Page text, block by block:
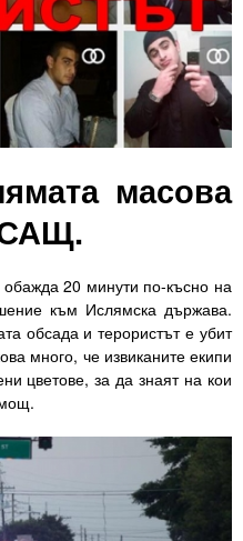
масова
САЩ.
20 минути по-късно на
към Ислямска държава.
обсада и терористът е убит
много, че извиканите екипи
цветове, за да знаят на кои